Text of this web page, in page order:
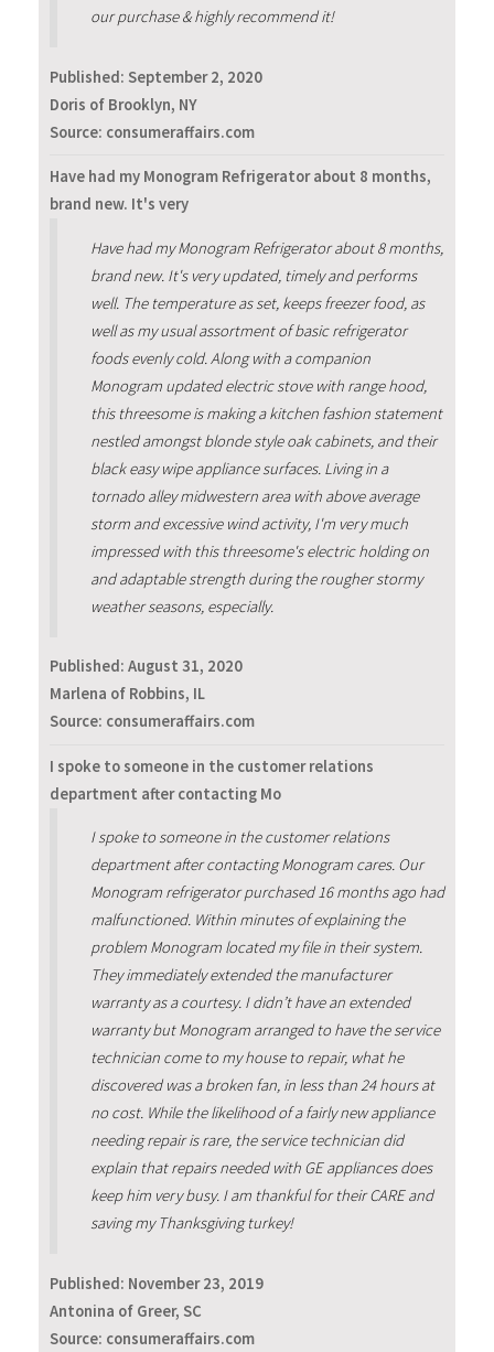
our purchase & highly recommend it!
Published: September 2, 2020
Doris of Brooklyn, NY
Source: consumeraffairs.com
Have had my Monogram Refrigerator about 8 months,
brand new. It's very
Have had my Monogram Refrigerator about 8 months,
brand new. It's very updated, timely and performs
well. The temperature as set, keeps freezer food, as
well as my usual assortment of basic refrigerator
foods evenly cold. Along with a companion
Monogram updated electric stove with range hood,
this threesome is making a kitchen fashion statement
nestled amongst blonde style oak cabinets, and their
black easy wipe appliance surfaces. Living in a
tornado alley midwestern area with above average
storm and excessive wind activity, I'm very much
impressed with this threesome's electric holding on
and adaptable strength during the rougher stormy
weather seasons, especially.
Published: August 31, 2020
Marlena of Robbins, IL
Source: consumeraffairs.com
I spoke to someone in the customer relations
department after contacting Mo
I spoke to someone in the customer relations
department after contacting Monogram cares. Our
Monogram refrigerator purchased 16 months ago had
malfunctioned. Within minutes of explaining the
problem Monogram located my file in their system.
They immediately extended the manufacturer
warranty as a courtesy. I didn’t have an extended
warranty but Monogram arranged to have the service
technician come to my house to repair, what he
discovered was a broken fan, in less than 24 hours at
no cost. While the likelihood of a fairly new appliance
needing repair is rare, the service technician did
explain that repairs needed with GE appliances does
keep him very busy. I am thankful for their CARE and
saving my Thanksgiving turkey!
Published: November 23, 2019
Antonina of Greer, SC
Source: consumeraffairs.com